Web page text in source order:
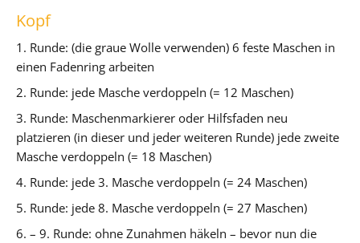
Kopf
1. Runde: (die graue Wolle verwenden) 6 feste Maschen in
einen Fadenring arbeiten
2. Runde: jede Masche verdoppeln (= 12 Maschen)
3. Runde: Maschenmarkierer oder Hilfsfaden neu
platzieren (in dieser und jeder weiteren Runde) jede zweite
Masche verdoppeln (= 18 Maschen)
4. Runde: jede 3. Masche verdoppeln (= 24 Maschen)
5. Runde: jede 8. Masche verdoppeln (= 27 Maschen)
6. – 9. Runde: ohne Zunahmen häkeln – bevor nun die